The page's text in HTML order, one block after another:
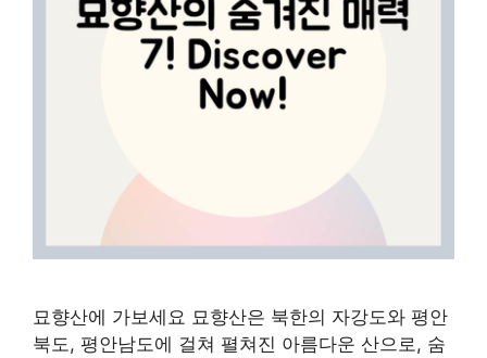
묘향산에 가보세요 묘향산은 북한의 자강도와 평안
북도, 평안남도에 걸쳐 펼쳐진 아름다운 산으로, 숨